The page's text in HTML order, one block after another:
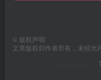
© 版权声明
文章版权归作者所有，未经允